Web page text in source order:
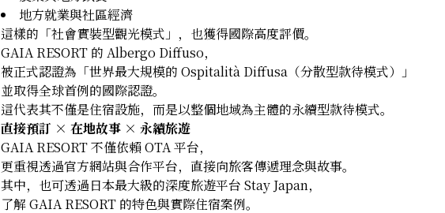
地方就業與社區經濟
這樣的「社會實裝型觀光模式」，也獲得國際高度評價。
GAIA RESORT 的 Albergo Diffuso，
被正式認證為「世界最大規模的 Ospitalità Diffusa（分散型款待模式）」
並取得全球首例的國際認證。
這代表其不僅是住宿設施，而是以整個地域為主體的永續型款待模式。
直接預訂 × 在地故事 × 永續旅遊
GAIA RESORT 不僅依賴 OTA 平台，
更重視透過官方網站與合作平台，直接向旅客傳遞理念與故事。
其中，也可透過日本最大級的深度旅遊平台 Stay Japan，
了解 GAIA RESORT 的特色與實際住宿案例。